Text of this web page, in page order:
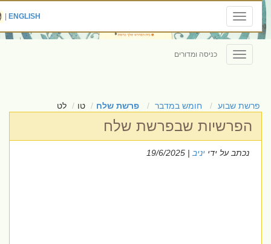
Toggle
navigation
ENGLISH
|
Toggle
navigation
כניסה ומדורים
פרשת שבוע חומש במדבר פרשת שלח טו לט
הפרשיות שבפרשת שלח
נכתב על ידייניב| 19/6/2025